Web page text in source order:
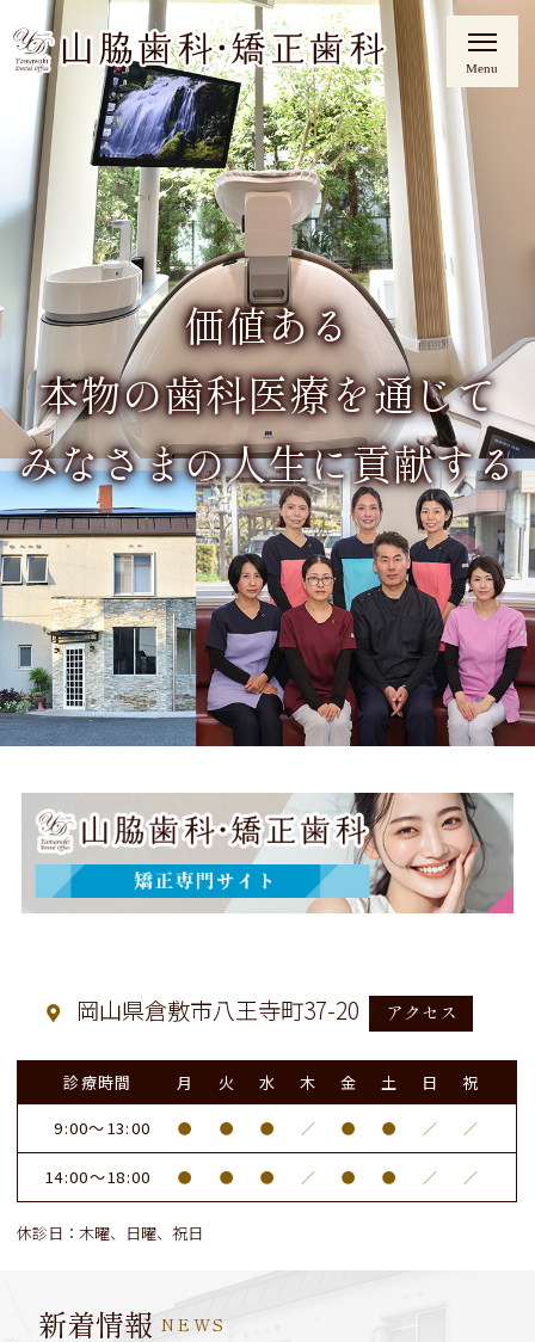
価値ある
本物の歯科医療を通じて
みなさまの人生に貢献する
岡山県倉敷市八王寺町37-20 アクセス
診療時間 月 火 水 木 金 土 日
祝
9:00～13:00
● ● ● ／ ● ● ／ ／
14:00～18:00 ● ● ● ／ ● ● ／ ／
休診日：木曜、日曜、祝日
新着情報 NEWS